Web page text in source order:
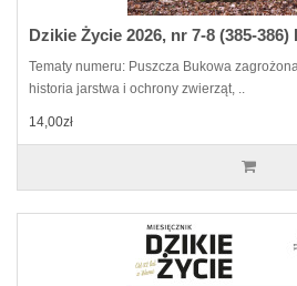
Dzikie Życie 2026, nr 7-8 (385-
Tematy numeru: Puszcza Bukowa
historia jarstwa i ochrony zwierząt, ..
14,00zł